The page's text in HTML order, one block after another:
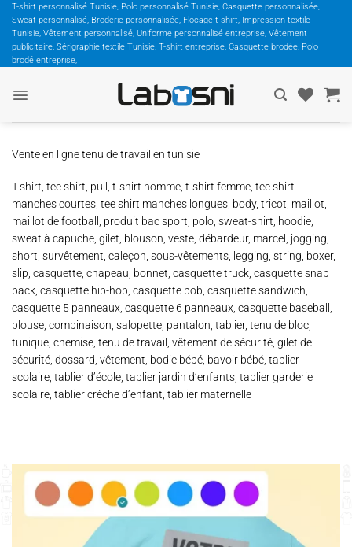
Passer
contenu
T-shirt personnalisé Tunisie, Polo personnalisé Tunisie, Casquette personnalisée,
Sweat personnalisé, Broderie personnalisée, Flocage t-shirt, Impression textile
Tunisie, Vêtement personnalisé, Uniforme personnalisé entreprise, Vêtement
publicitaire, Sérigraphie textile Tunisie, T-shirt entreprise, Casquette brodée, Polo
brodé entreprise,
Vente en ligne tenu de travail en tunisie
T-shirt, tee shirt, pull, t-shirt homme, t-shirt femme, tee shirt
manches courtes, tee shirt manches longues, body, tricot, maillot,
maillot de football, produit bac sport, polo, sweat-shirt, hoodie,
sweat à capuche, gilet, blouson, veste, débardeur, marcel, jogging,
short, survêtement, caleçon, sous-vêtements, legging, string, boxer,
slip, casquette, chapeau, bonnet, casquette truck, casquette snap
back, casquette hip-hop, casquette bob, casquette sandwich,
casquette 5 panneaux, casquette 6 panneaux, casquette baseball,
blouse, combinaison, salopette, pantalon, tablier, tenu de bloc,
tunique, chemise, tenu de travail, vêtement de sécurité, gilet de
sécurité, dossard, vêtement, bodie bébé, bavoir bébé, tablier
scolaire, tablier d’école, tablier jardin d’enfants, tablier garderie
scolaire, tablier crèche d’enfant, tablier maternelle